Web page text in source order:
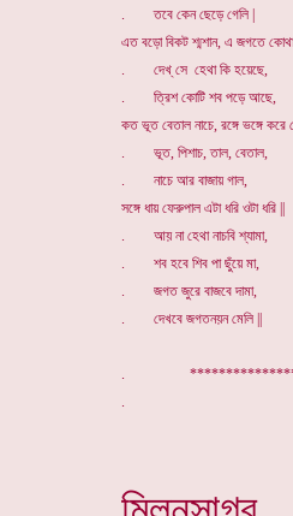
. তবে কেন ছেড়ে গেলি |
এত বড়ো বিকট শ্মশান, এ জগতে
. দেখ্ সে হেথা কি হয়েছে,
. ত্রিশ কোটি শব পড়ে আছে,
কত ভূত বেতাল নাচে, রঙ্গে ভঙ্গে করে
. ভূত, পিশাচ, তাল, বেতাল,
. নাচে আর বাজায় গাল,
সঙ্গে ধায় ফেরুপাল এটা ধরি ওটা ধরি ||
. আয় না হেথা নাচবি শ্যামা,
. শব হবে শিব পা ছুঁয়ে মা,
. জগত জুরে বাজবে দামা,
. দেখবে জগতনয়ন মেলি ||
.